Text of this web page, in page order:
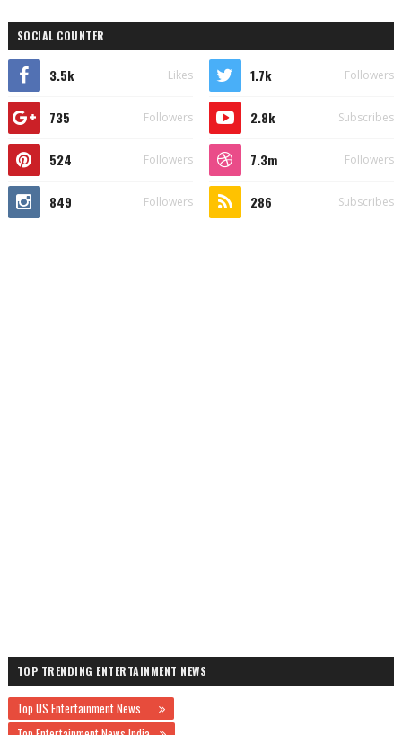
SOCIAL COUNTER
3.5k Likes 1.7k Followers
735 Followers 2.8k Subscribes
524 Followers 7.3m Followers
849 Followers 286 Subscribes
TOP TRENDING ENTERTAINMENT NEWS
Top US Entertainment News